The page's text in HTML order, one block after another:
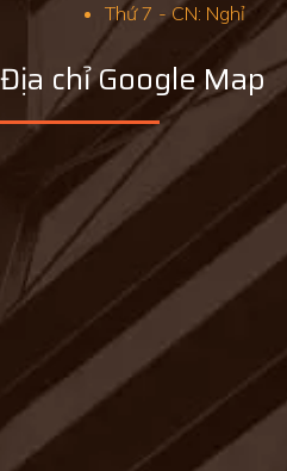
Thứ 7 - CN: Nghỉ
Địa chỉ Google Map